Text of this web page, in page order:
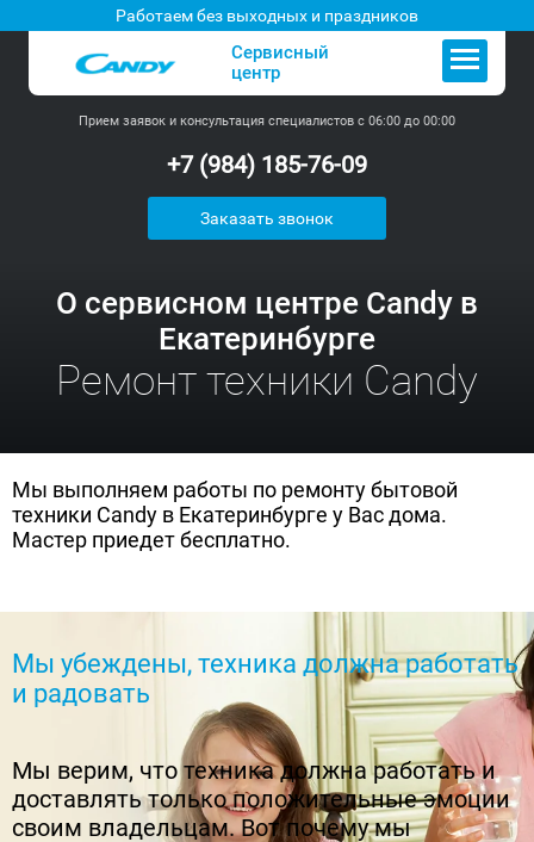
Работаем без выходных и праздников
Сервисный
центр
Прием заявок и консультация специалистов с 06:00 до 00:00
+7 (984) 185-76-09
Заказать звонок
О сервисном центре Candy в
Екатеринбурге
Ремонт техники Candy
Мы выполняем работы по ремонту бытовой
техники Candy в Екатеринбурге у Вас дома.
Мастер приедет бесплатно.
Мы убеждены, техника должна работать
и радовать
Мы верим, что техника должна работать и
доставлять только положительные эмоции
своим владельцам. Вот почему мы